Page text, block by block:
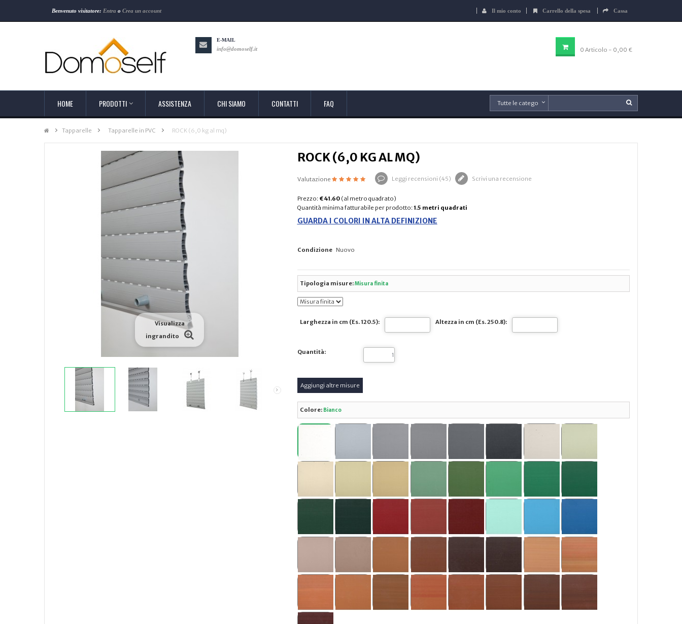
Benvenuto visitatore: Entra o Crea un account Il mio conto Carrello della spesa Cassa
0 Articolo - 0,00 €
E-MAIL
info@domoself.it
HOME PRODOTTI ASSISTENZA CHI SIAMO CONTATTI FAQ
Tapparelle > Tapparelle in PVC > ROCK (6,0 kg al mq)
Visualizza
ingrandito
ROCK (6,0 KG AL MQ)
Valutazione Leggi recensioni (45) Scrivi una recensione
Prezzo:€ 41.60 (al metro quadrato)
Quantità minima fatturabile per prodotto:1.5 metri quadrati
GUARDA I COLORI IN ALTA DEFINIZIONE
Condizione Nuovo
Tipologia misure:Misura finita
Larghezza in cm (Es. 120.5): Altezza in cm (Es. 250.8):
Quantità:
Colore: Bianco